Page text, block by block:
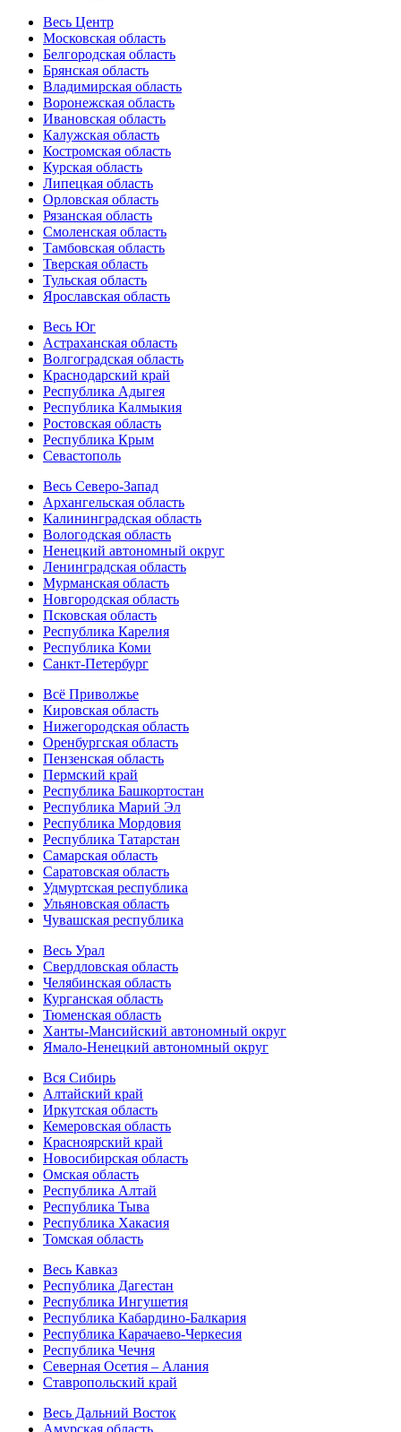
Весь Центр
Московская область
Белгородская область
Брянская область
Владимирская область
Воронежская область
Ивановская область
Калужская область
Костромская область
Курская область
Липецкая область
Орловская область
Рязанская область
Смоленская область
Тамбовская область
Тверская область
Тульская область
Ярославская область
Весь Юг
Астраханская область
Волгоградская область
Краснодарский край
Республика Адыгея
Республика Калмыкия
Ростовская область
Республика Крым
Севастополь
Весь Северо-Запад
Архангельская область
Калининградская область
Вологодская область
Ненецкий автономный округ
Ленинградская область
Мурманская область
Новгородская область
Псковская область
Республика Карелия
Республика Коми
Санкт-Петербург
Всё Приволжье
Кировская область
Нижегородская область
Оренбургская область
Пензенская область
Пермский край
Республика Башкортостан
Республика Марий Эл
Республика Мордовия
Республика Татарстан
Самарская область
Саратовская область
Удмуртская республика
Ульяновская область
Чувашская республика
Весь Урал
Свердловская область
Челябинская область
Курганская область
Тюменская область
Ханты-Мансийский автономный округ
Ямало-Ненецкий автономный округ
Вся Сибирь
Алтайский край
Иркутская область
Кемеровская область
Красноярский край
Новосибирская область
Омская область
Республика Алтай
Республика Тыва
Республика Хакасия
Томская область
Весь Кавказ
Республика Дагестан
Республика Ингушетия
Республика Кабардино-Балкария
Республика Карачаево-Черкесия
Республика Чечня
Северная Осетия – Алания
Ставропольский край
Весь Дальний Восток
Амурская область